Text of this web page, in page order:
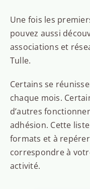
Une fois les
pouvez aussi
associations et
Tulle.
Certains se
chaque mois.
d’autres
adhésion. Cette
formats et à
correspondre à
activité.